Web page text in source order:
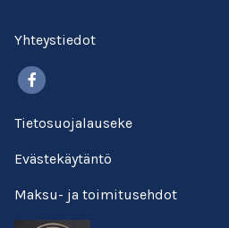
Yhteystiedot
Tietosuojalauseke
Evästekäytäntö
Maksu- ja toimitusehdot